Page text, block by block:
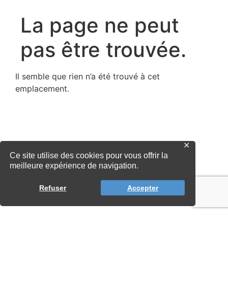
Ce site utilise des cookies pour vous offrir la
meilleure expérience de navigation.
Refuser Accepter
✕